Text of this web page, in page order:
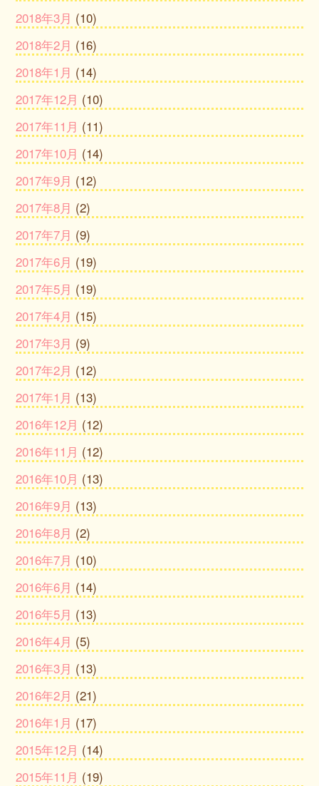
2018年3月 (10)
2018年2月 (16)
2018年1月 (14)
2017年12月 (10)
2017年11月 (11)
2017年10月 (14)
2017年9月 (12)
2017年8月 (2)
2017年7月 (9)
2017年6月 (19)
2017年5月 (19)
2017年4月 (15)
2017年3月 (9)
2017年2月 (12)
2017年1月 (13)
2016年12月 (12)
2016年11月 (12)
2016年10月 (13)
2016年9月 (13)
2016年8月 (2)
2016年7月 (10)
2016年6月 (14)
2016年5月 (13)
2016年4月 (5)
2016年3月 (13)
2016年2月 (21)
2016年1月 (17)
2015年12月 (14)
2015年11月 (19)